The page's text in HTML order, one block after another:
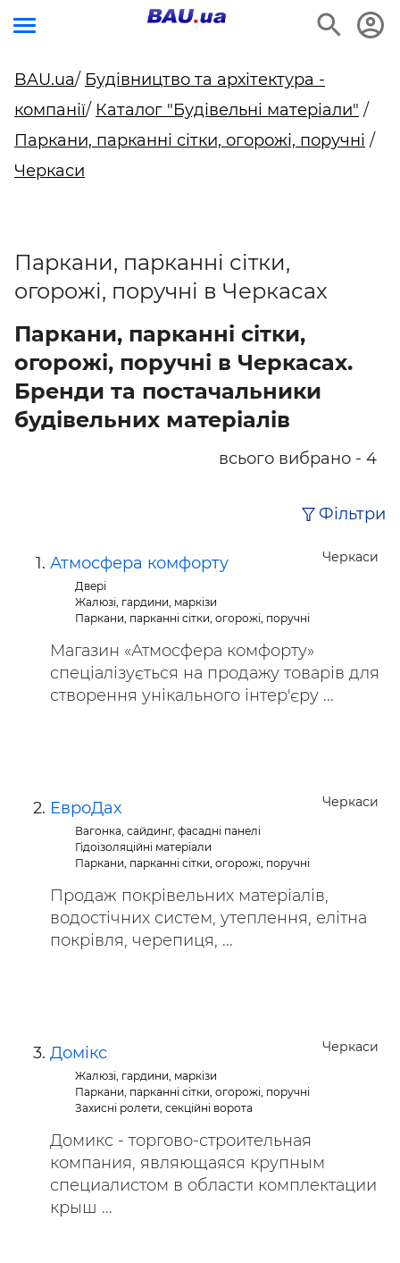
BAU.ua/ Будівництво та архітектура -
компанії/ Каталог "Будівельні матеріали" /
Паркани, парканні сітки, огорожі, поручні /
Черкаси
Паркани, парканні сітки,
огорожі, поручні в Черкасах
Паркани, парканні сітки,
огорожі, поручні в Черкасах.
Бренди та постачальники
будівельних матеріалів
всього вибрано - 4
Фільтри
Черкаси
Атмосфера комфорту
Двері
Жалюзі, гардини, маркізи
Паркани, парканні сітки, огорожі, поручні
Магазин «Атмосфера комфорту»
спеціалізується на продажу товарів для
створення унікального інтер'єру ...
Черкаси
ЕвроДах
Вагонка, сайдинг, фасадні панелі
Гідоізоляційні матеріали
Паркани, парканні сітки, огорожі, поручні
Продаж покрівельних матеріалів,
водостічних систем, утеплення, елітна
покрівля, черепиця, ...
Черкаси
Домікс
Жалюзі, гардини, маркізи
Паркани, парканні сітки, огорожі, поручні
Захисні ролети, секційні ворота
Домикс - торгово-строительная
компания, являющаяся крупным
специалистом в области комплектации
крыш ...